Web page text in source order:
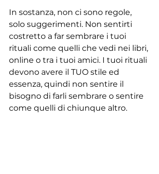
In sostanza, non ci sono regole,
solo suggerimenti. Non sentirti
costretto a far sembrare i tuoi
rituali come quelli che vedi nei libri,
online o tra i tuoi amici. I tuoi rituali
devono avere il TUO stile ed
essenza, quindi non sentire il
bisogno di farli sembrare o sentire
come quelli di chiunque altro.